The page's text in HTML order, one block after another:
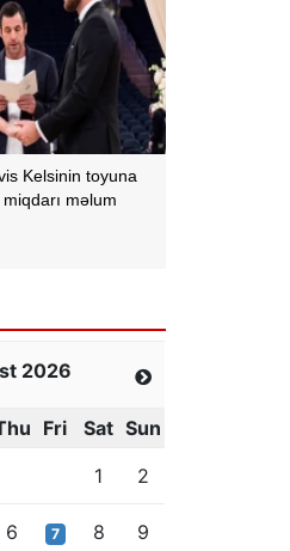
Kelsinin toyuna
məlum
2026
Fri Sat Sun
1
2
6 7 8 9